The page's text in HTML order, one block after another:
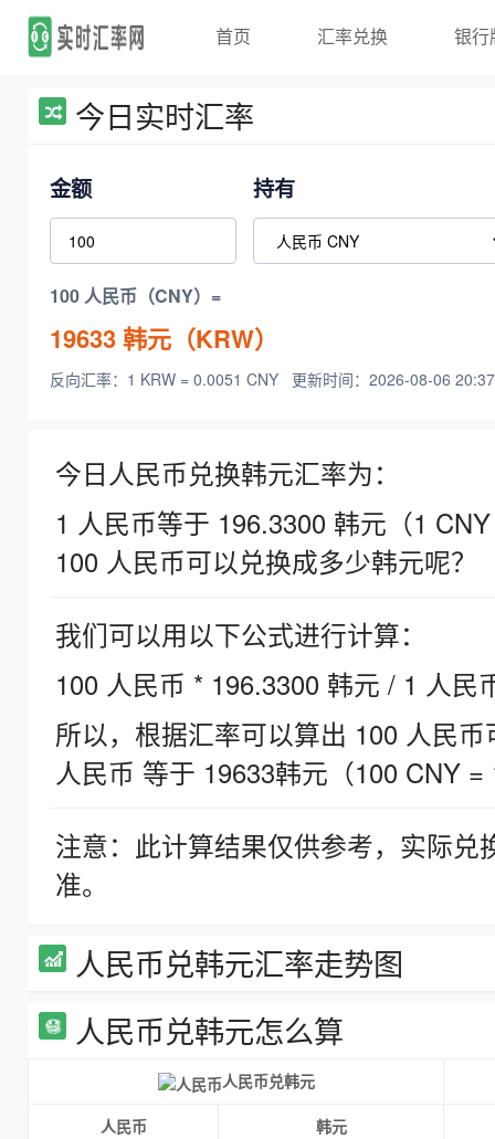
首页 汇率兑换 银行
今日实时汇率
金额 持有
100 人民币（CNY）=
19633韩元（KRW）
反向汇率：1 KRW = 0.0051 CNY 更新时间：2026-08-06
今日人民币兑换韩元汇率为：
1 人民币等于 196.3300 韩元（1
100 人民币可以兑换成多少韩元呢？
我们可以用以下公式进行计算：
100 人民币 * 196.3300 韩元 / 1 人民
所以，根据汇率可以算出 100 人民
人民币 等于 19633韩元（100 CNY =
注意：此计算结果仅供参考，实际
准。
人民币兑韩元汇率走势图
人民币兑韩元怎么算
人民币兑韩元
人民币
韩元